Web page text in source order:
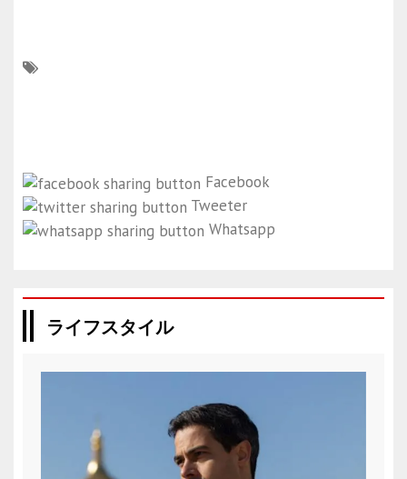
Facebook
Tweeter
Whatsapp
ライフスタイル